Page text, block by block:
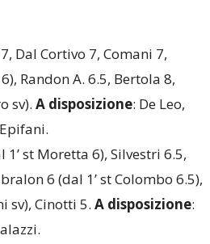
Dal Cortivo 7, Comani 7,
Randon A. 6.5, Bertola 8,
sv). A disposizione: De Leo,
Epifani.
st Moretta 6), Silvestri 6.5,
6 (dal 1’ st Colombo 6.5),
sv), Cinotti 5. A disposizione: